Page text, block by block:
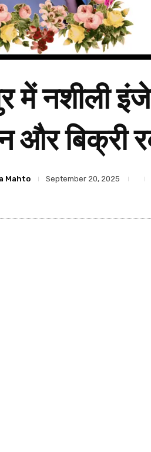
में नशीली
और बिक्री
Mahto September 20, 2025